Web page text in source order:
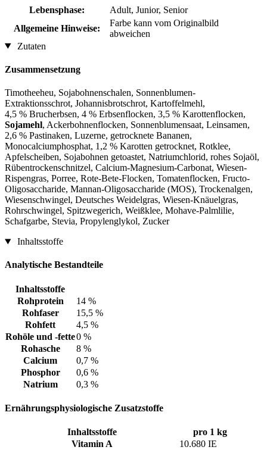
Lebensphase:
Adult, Junior, Senior
Allgemeine Hinweise:
Farbe kann vom Originalbild
abweichen
Zutaten
Zusammensetzung
Timotheeheu, Sojabohnenschalen, Sonnenblumen-
Extraktionsschrot, Johannisbrotschrot, Kartoffelmehl,
4,5 % Brucherbsen, 4 % Erbsenflocken, 3,5 % Karottenflocken,
Sojamehl, Ackerbohnenflocken, Sonnenblumensaat, Leinsamen,
2,6 % Pastinaken, Luzerne, getrocknete Bananen,
Monocalciumphosphat, 1,2 % Karotten getrocknet, Rotklee,
Apfelscheiben, Sojabohnen getoastet, Natriumchlorid, rohes Sojaöl,
Rübentrockenschnitzel, Calcium-Magnesium-Carbonat, Wiesen-
Rispengras, Porree, Rote-Bete-Flocken, Tomatenflocken, Fructo-
Oligosaccharide, Mannan-Oligosaccharide (MOS), Trockenalgen,
Wiesenschwingel, Deutsches Weidelgras, Wiesen-Knäuelgras,
Rohrschwingel, Spitzwegerich, Weißklee, Mohave-Palmlilie,
Schafgarbe, Stevia, Propylenglykol, Zucker
Inhaltsstoffe
Analytische Bestandteile
Inhaltsstoffe
Rohprotein
14 %
Rohfaser
15,5 %
Rohfett
4,5 %
Rohöle und -fette0 %
Rohasche
8 %
Calcium
0,7 %
Phosphor
0,6 %
Natrium
0,3 %
Ernährungsphysiologische Zusatzstoffe
Inhaltsstoffe
pro 1 kg
Vitamin A
10.680 IE